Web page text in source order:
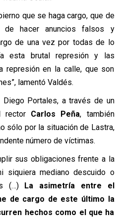
que se haga cargo, que de
hacer anuncios falsos y
de una vez por todas de lo
esta brutal represión y las
represión en la calle, que son
lamentó Valdés.
Portales, a través de un
rector Carlos Peña, también
sólo por la situación de Lastra,
número de víctimas.
sus obligaciones frente a la
siquiera mediano descuido o
(…) La asimetría entre el
de cargo de este último la
hechos como el que ha